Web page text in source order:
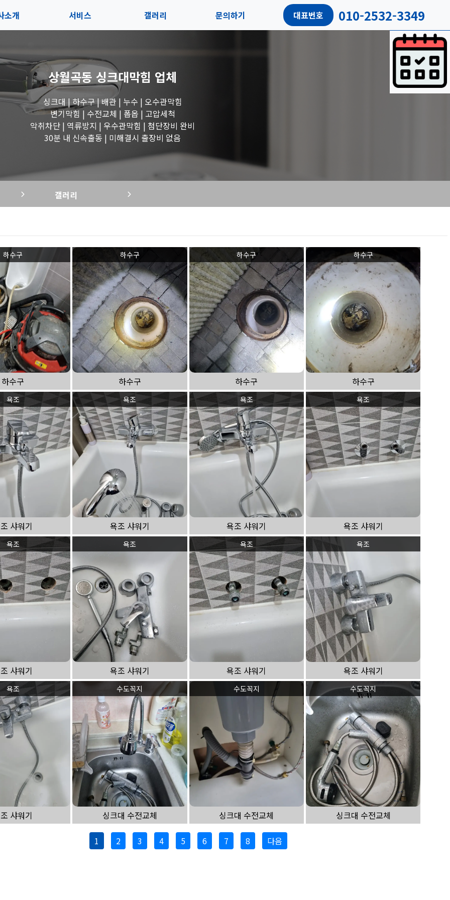
소개
는길
서비스
블로그
갤러리
수도꼭지 작업
세면대 작업
변기 작업
문의하기 대표번호 010-2532-3349
상월곡동 싱크대막힘 업체
싱크대 | 하수구 | 배관 | 누수 | 오수관막힘
변기막힘 | 수전교체 | 폽옵 | 고압세척
악취차단 | 역류방지 | 우수관막힘 | 첨단장비 완비
30분 내 신속출동 | 미해결시 출장비 없음
갤러리
하수구
하수구
하수구
하수구
하수구
하수구
하수구
하수구
욕조
샤워기
욕조
욕조 샤워기
욕조
욕조 샤워기
욕조
욕조 샤워기
욕조
샤워기
욕조
욕조 샤워기
욕조
욕조 샤워기
욕조
욕조 샤워기
욕조
샤워기
수도꼭지
싱크대 수전교체
수도꼭지
싱크대 수전교체
수도꼭지
싱크대 수전교체
1 2 3 4 5 6 7 8 다음